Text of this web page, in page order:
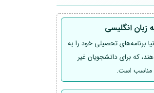
زبان انگلیسی
برنامه‌های تحصیلی خود را به
که برای دانشجویان غیر
مناسب است.